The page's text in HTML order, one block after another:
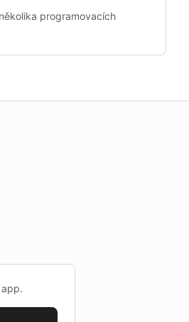
programovacích